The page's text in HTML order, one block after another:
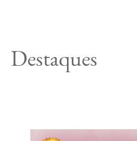
Destaques